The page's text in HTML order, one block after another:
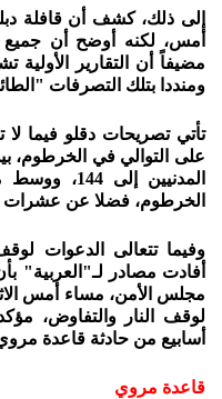
إلى ذلك، كشف أن قافلة
أمس، لكنه أوضح أن جميع
مضيفاً أن التقارير
ومنددا بتلك التصرفات
تأتي تصريحات دقلو فيما لا
على التوالي في الخرطوم،
المدنيين
الخرطوم، فضلا عن
وفيما تتعالى الدعوات
أفادت مصادر لـ"العربية"
مجلس الأمن، مساء أمس
لوقف النار والتفاوض،
أسابيع من حادثة قاعدة
قاعدة مروي